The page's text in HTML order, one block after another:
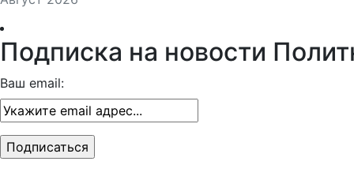
Подписка на новости
Ваш email: